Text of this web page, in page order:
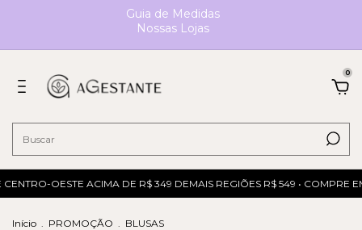
Guia de Medidas
Nossas Lojas
0
OESTE ACIMA DE R$ 349 DEMAIS REGIÕES R$ 549 • COMPRE EM
Início . PROMOÇÃO . BLUSAS